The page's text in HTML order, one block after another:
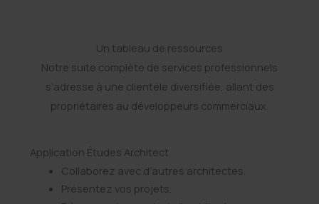
Un tableau de ressources
Notre suite complète de services professionnels
s’adresse à une clientèle diversifiée, allant des
propriétaires au développeurs commerciaux.
Application Études Architect
Collaborez avec d’autres architectes.
Présentez vos projets.